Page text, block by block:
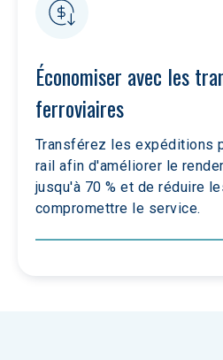
Économiser avec les
ferroviaires
Transférez les expéditions
rail afin d'améliorer le
jusqu'à 70 % et de réduire
compromettre le service.